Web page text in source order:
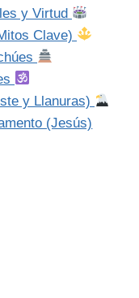
y Virtud
Clave)
y Llanuras)
(Jesús)